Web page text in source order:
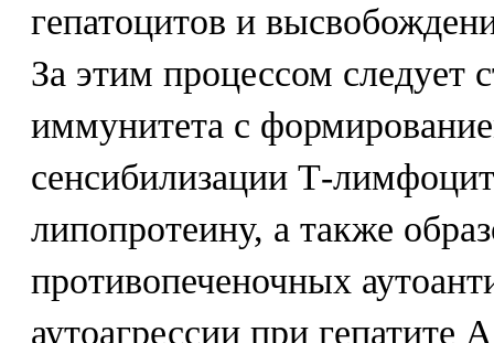
гепатоцитов и
За этим процессом
иммунитета с
сенсибилизации Т-
липопротеину, а также
противопеченочных
аутоагрессии при гепатите